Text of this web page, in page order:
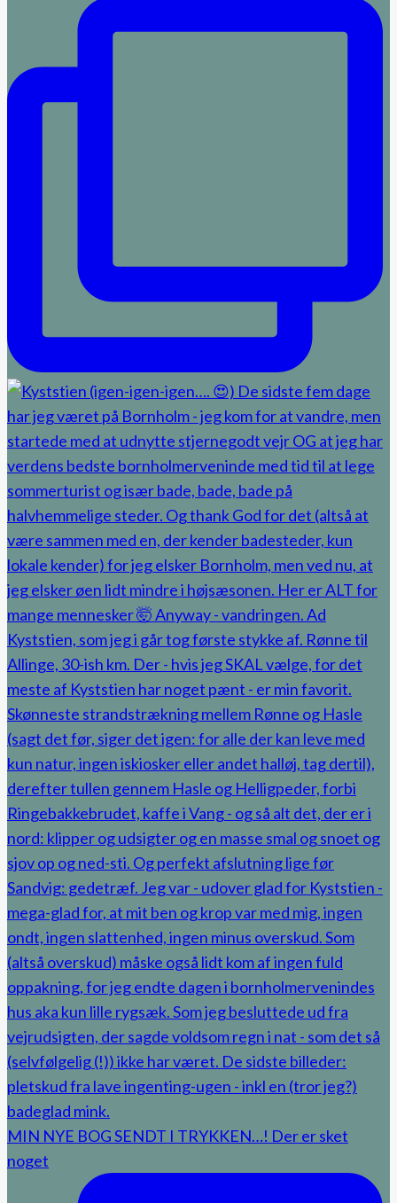
MIN NYE BOG SENDT I TRYKKEN…! Der er sket
noget